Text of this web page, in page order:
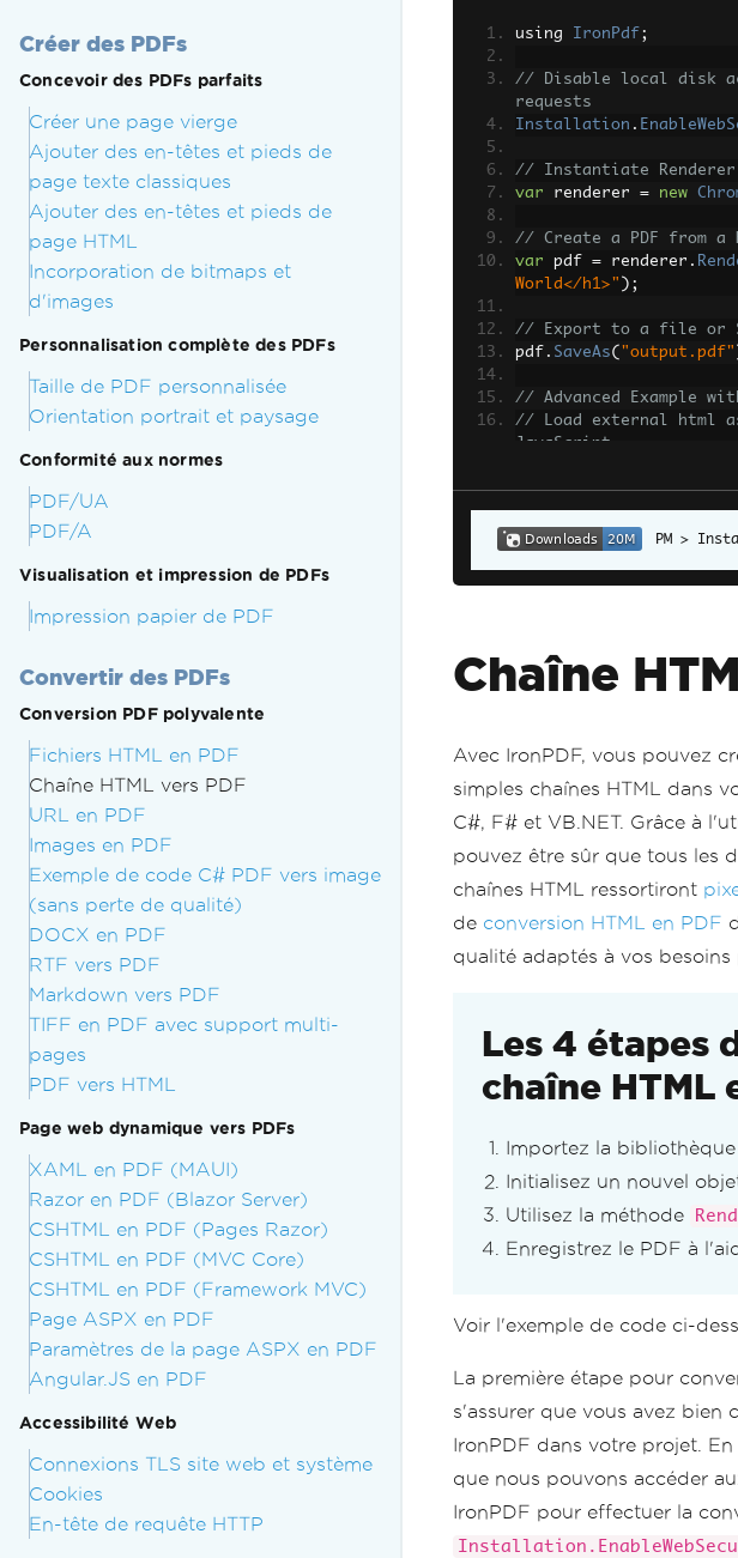
Créer des PDFs
Concevoir des PDFs parfaits
Créer une page vierge
Ajouter des en-têtes et pieds de
page texte classiques
Ajouter des en-têtes et pieds de
page HTML
Incorporation de bitmaps et
d'images
Personnalisation complète des PDFs
Taille de PDF personnalisée
Orientation portrait et paysage
Conformité aux normes
PDF/UA
PDF/A
Visualisation et impression de PDFs
Impression papier de PDF
Convertir des PDFs
Conversion PDF polyvalente
Fichiers HTML en PDF
Chaîne HTML vers PDF
URL en PDF
Images en PDF
Exemple de code C# PDF vers image
(sans perte de qualité)
DOCX en PDF
RTF vers PDF
Markdown vers PDF
TIFF en PDF avec support multi-
pages
PDF vers HTML
Page web dynamique vers PDFs
XAML en PDF (MAUI)
Razor en PDF (Blazor Server)
CSHTML en PDF (Pages Razor)
CSHTML en PDF (MVC Core)
CSHTML en PDF (Framework MVC)
Page ASPX en PDF
Paramètres de la page ASPX en PDF
Angular.JS en PDF
Accessibilité Web
Connexions TLS site web et système
Cookies
En-tête de requête HTTP
using IronPdf ;
// Disable local disk
requests
Installation .
// Instantiate Renderer
var renderer = new
// Create a PDF from a
var pdf = renderer .
World</h1>" );
// Export to a file or
pdf . SaveAs( "output.pdf"
// Advanced Example
// Load external html
JavaScript.
as the file location to
var myAdvancedPdf =
<img src='icons/
Chaîne
Avec IronPDF, vous pouvez
simples chaînes HTML dans
C#, F# et VB.NET. Grâce à
pouvez être sûr que tous les
chaînes HTML ressortiront
de conversion HTML en PDF
qualité adaptés à vos besoins
Les 4 étapes
chaîne HTML
Importez la bibliothèque
Initialisez un nouvel
Utilisez la méthode
Enregistrez le PDF à
Voir l'exemple de code ci-
La première étape pour
s'assurer que vous avez
IronPDF dans votre projet.
que nous pouvons accéder
IronPDF pour effectuer la